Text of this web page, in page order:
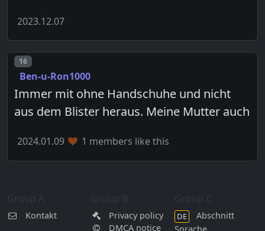
2023.12.07
Post number
16
Ben-u-Ron1000
Immer mit ohne Handschuhe und nicht
aus dem Blister heraus. Meine Mutter auch
2024.01.09 1 members like this
Kontakt
Privacy policy
DMCA notice
DE
Abschnitt